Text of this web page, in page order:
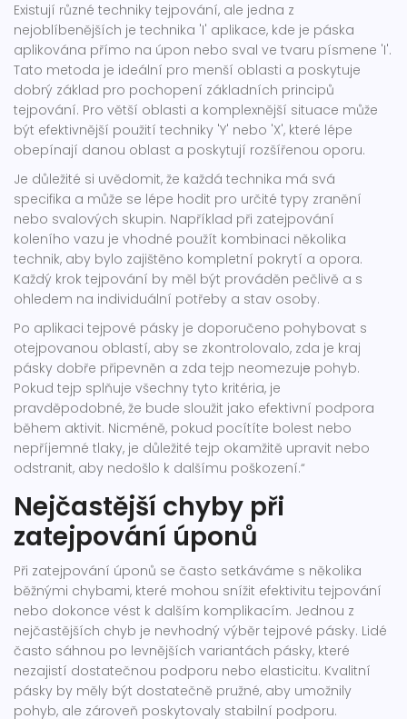
Existují různé techniky tejpování, ale jedna z
nejoblíbenějších je technika 'I' aplikace, kde je páska
aplikována přímo na úpon nebo sval ve tvaru písmene 'I'.
Tato metoda je ideální pro menší oblasti a poskytuje
dobrý základ pro pochopení základních principů
tejpování. Pro větší oblasti a komplexnější situace může
být efektivnější použití techniky 'Y' nebo 'X', které lépe
obepínají danou oblast a poskytují rozšířenou oporu.
Je důležité si uvědomit, že každá technika má svá
specifika a může se lépe hodit pro určité typy zranění
nebo svalových skupin. Například při zatejpování
koleního vazu je vhodné použít kombinaci několika
technik, aby bylo zajištěno kompletní pokrytí a opora.
Každý krok tejpování by měl být prováděn pečlivě a s
ohledem na individuální potřeby a stav osoby.
Po aplikaci tejpové pásky je doporučeno pohybovat s
otejpovanou oblastí, aby se zkontrolovalo, zda je kraj
pásky dobře připevněn a zda tejp neomezuje pohyb.
Pokud tejp splňuje všechny tyto kritéria, je
pravděpodobné, že bude sloužit jako efektivní podpora
během aktivit. Nicméně, pokud pocítíte bolest nebo
nepříjemné tlaky, je důležité tejp okamžitě upravit nebo
odstranit, aby nedošlo k dalšímu poškození.“
Nejčastější chyby při
zatejpování úponů
Při zatejpování úponů se často setkáváme s několika
běžnými chybami, které mohou snížit efektivitu tejpování
nebo dokonce vést k dalším komplikacím. Jednou z
nejčastějších chyb je nevhodný výběr tejpové pásky. Lidé
často sáhnou po levnějších variantách pásky, které
nezajistí dostatečnou podporu nebo elasticitu. Kvalitní
pásky by měly být dostatečně pružné, aby umožnily
pohyb, ale zároveň poskytovaly stabilní podporu.